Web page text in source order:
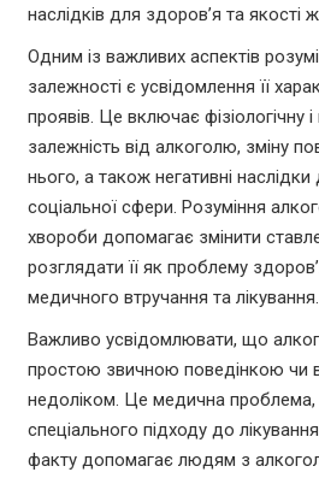
наслідків для здоров’я та якості
Одним із важливих аспектів
залежності є усвідомлення її
проявів. Це включає фізіологічну і
залежність від алкоголю, зміну
нього, а також негативні наслідки
соціальної сфери. Розуміння
хвороби допомагає змінити
розглядати її як проблему
медичного втручання та лікування.
Важливо усвідомлювати, що
простою звичною поведінкою чи
недоліком. Це медична проблема,
спеціального підходу до
факту допомагає людям з